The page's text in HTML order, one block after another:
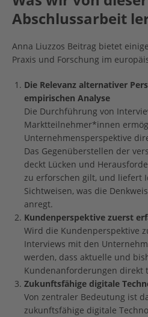
Abschlussarbeit
Anna Liuzzos Beitrag bietet
Praxis und Forschung im
Die Relevanz alternativer
empirischen Analyse
Die Durchführung von
Marktteilnehmer*innen
Unternehmensperspektive
Das Gegenüberstellen der
deckt Lücken und
zu erforschen gilt, und liefert
Sichtweisen, was die
anregt.
Kundenperspektive zuerst
Wird die Kundenperspektive
Interviews mit den
werden, dass aktuelle und
Kundenanforderungen direkt
Zukunftsfähige digitale
Von zentraler Bedeutung ist
zukunftsfähige digitale